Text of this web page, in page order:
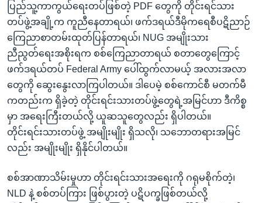
ပြည်သူ့ကာကွယ်ရေးတပ်ဖြစ်တဲ့ PDF တွေကို တိုင်းရင်သား
တပ်ဖွဲ့အချို့က ကူညီနေတာရယ်၊ ဖက်ဒရယ်ဒီမိုကရေစီပဋိညာဉ်
ကြေညာစာတမ်းထုတ်ပြန်တာရယ်၊ NUG အမျိုးသား
ညီညွတ်ရေးအစိုးရက စစ်ကြေညာတာရယ် စတာတွေကြောင့်
ဖက်ဒရယ်တပ် Federal Army ပေါ်ထွက်လာမယ့် အလားအလာ
တွေကို ဆွေးနွေးလာကြပါတယ်။ ဒါပေမဲ့ စစ်ကောင်စီ မတက်မီ
ကတည်းက ရှိခဲ့တဲ့ တိုင်းရင်းသားတပ်ဖွဲ့တွေရဲ့အမြင်ဟာ ဒီကိစ္စ
မှာ အရေးကြီးတယ်လို့ ယူဆသူတွေလည်း ရှိပါတယ်။
တိုင်းရင်းသားတပ်ဖွဲ့ အမျိုးမျိုး ရှိသလို၊ သဘောတရားအမြင်
လည်း အမျိုးမျိုး ရှိနိုင်ပါတယ်။
စစ်အာဏာသိမ်းမှုဟာ တိုင်းရင်းသားအရေးကို ဂရုမစိုက်တဲ့၊
NLD နဲ့ စစ်တပ်ကြား ဖြစ်ပွားတဲ့ ပဋိပက္ခဖြစ်တယ်လို့